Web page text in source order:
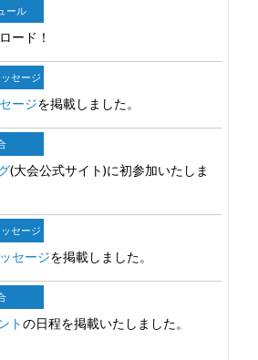
ール
ード！
セージ
ージを掲載しました。
(大会公式サイト)に初参加いたしま
セージ
セージを掲載しました。
トの日程を掲載いたしました。